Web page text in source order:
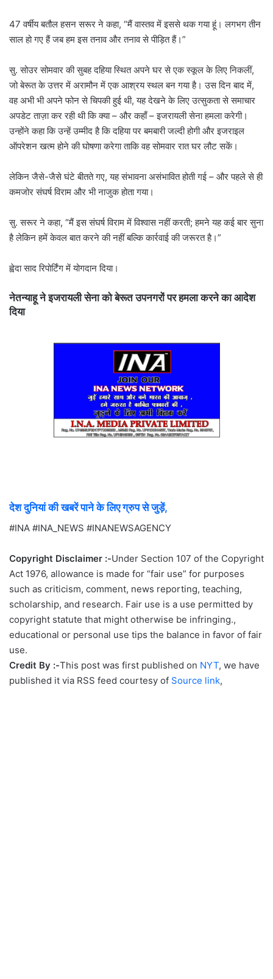
47 वर्षीय बतौल हसन सरूर ने कहा, “मैं वास्तव में इससे थक गया हूं। लगभग तीन
साल हो गए हैं जब हम इस तनाव और तनाव से पीड़ित हैं।”
सु. सोउर सोमवार की सुबह दहिया स्थित अपने घर से एक स्कूल के लिए निकलीं,
जो बेरूत के उत्तर में अरामौन में एक आश्रय स्थल बन गया है। उस दिन बाद में,
वह अभी भी अपने फोन से चिपकी हुई थी, यह देखने के लिए उत्सुकता से समाचार
अपडेट ताज़ा कर रही थी कि क्या – और कहाँ – इजरायली सेना हमला करेगी।
उन्होंने कहा कि उन्हें उम्मीद है कि दहिया पर बमबारी जल्दी होगी और इजराइल
ऑपरेशन खत्म होने की घोषणा करेगा ताकि वह सोमवार रात घर लौट सकें।
लेकिन जैसे-जैसे घंटे बीतते गए, यह संभावना असंभावित होती गई – और पहले से ही
कमजोर संघर्ष विराम और भी नाजुक होता गया।
सु. सरूर ने कहा, “मैं इस संघर्ष विराम में विश्वास नहीं करती; हमने यह कई बार सुना
है लेकिन हमें केवल बात करने की नहीं बल्कि कार्रवाई की जरूरत है।”
ह्वेदा साद रिपोर्टिंग में योगदान दिया।
नेतन्याहू ने इजरायली सेना को बेरूत उपनगरों पर हमला करने का आदेश
दिया
देश दुनियां की खबरें पाने के लिए ग्रुप से जुड़ें,
#INA #INA_NEWS #INANEWSAGENCY
Copyright Disclaimer :-Under Section 107 of the Copyright
Act 1976, allowance is made for “fair use” for purposes
such as criticism, comment, news reporting, teaching,
scholarship, and research. Fair use is a use permitted by
copyright statute that might otherwise be infringing.,
educational or personal use tips the balance in favor of fair
use.
Credit By :-This post was first published on NYT, we have
published it via RSS feed courtesy of Source link,